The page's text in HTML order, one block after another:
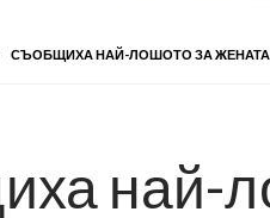
СЪОБЩИХА НАЙ-ЛОШОТО ЗА
най-